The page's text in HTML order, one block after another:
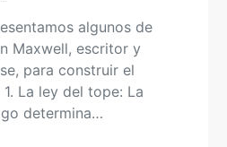
algunos de
Maxwell, escritor y
para construir el
La ley del tope: La
determina…